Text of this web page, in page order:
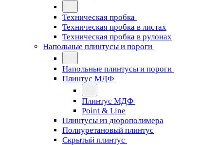
Техническая пробка
Техническая пробка в листах
Техническая пробка в рулонах
Напольные плинтусы и пороги
Напольные плинтусы и пороги
Плинтус МДФ
Плинтус МДФ
Point & Line
Плинтусы из дюрополимера
Полиуретановый плинтус
Скрытый плинтус